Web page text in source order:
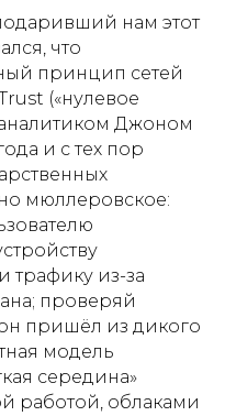
нам этот
что
принцип сетей
(«нулевое
Джоном
и с тех пор
мюллеровское:
трафику из-за
проверяй
пришёл из дикого
модель
середина»
работой, облаками